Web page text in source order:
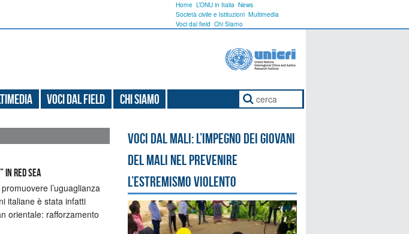
Home L’ONU in Italia News
Società civile e Istituzioni Multimedia
Voci dal field Chi Siamo
Voci dal field Chi Siamo
in Red Sea
l’uguaglianza
italiane è stata infatti
orientale: rafforzamento
Voci dal Mali: l’impegno dei giovani
del Mali nel prevenire
l’estremismo violento